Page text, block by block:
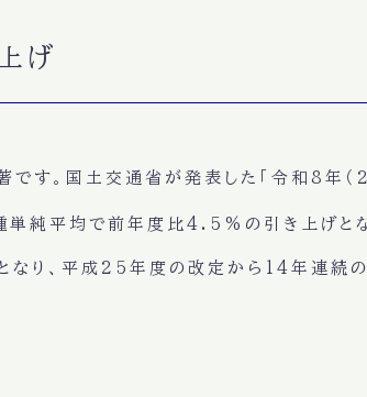
げ
です。国土交通省が発表した「令和8年
単純平均で前年度比4.5%の引き上げと
なり、平成25年度の改定から14年連続